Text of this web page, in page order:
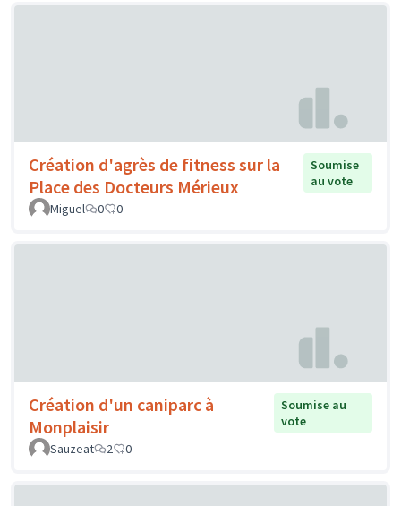
Création d'agrès de fitness sur la
Place des Docteurs Mérieux
Soumise
au vote
Miguel
0 0
Création d'un caniparc à
Monplaisir
Soumise au
vote
Sauzeat
2 0